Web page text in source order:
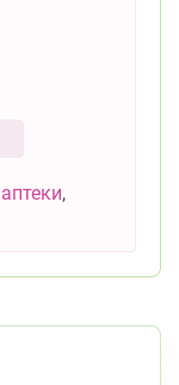
аптеки,